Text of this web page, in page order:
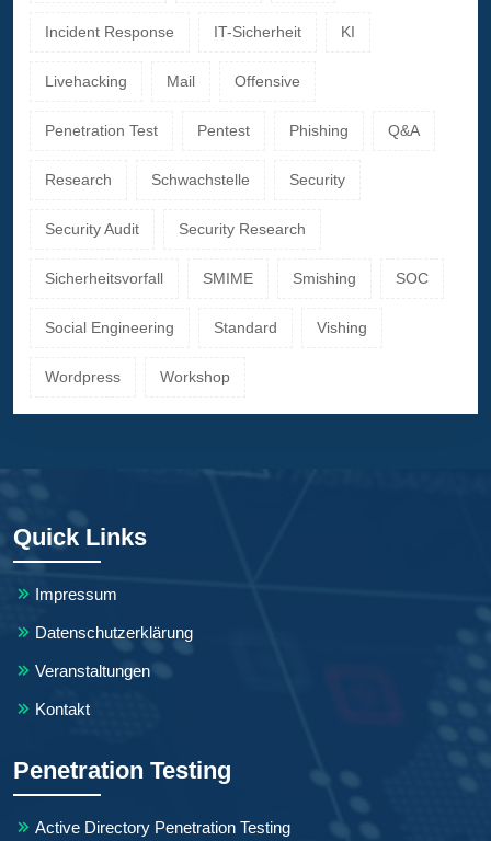
Incident Response IT-Sicherheit KI
Livehacking Mail Offensive
Penetration Test Pentest Phishing Q&A
Research Schwachstelle Security
Security Audit Security Research
Sicherheitsvorfall SMIME Smishing SOC
Social Engineering Standard Vishing
Wordpress Workshop
Quick Links
Impressum
Datenschutzerklärung
Veranstaltungen
Kontakt
Penetration Testing
Active Directory Penetration Testing